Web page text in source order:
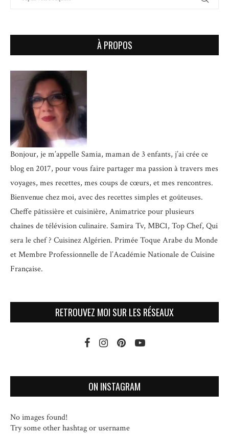
À PROPOS
Bonjour, je m’appelle Samia, maman de 3 enfants, j’ai crée ce
blog en 2017, pour vous faire partager ma passion à travers mes
voyages, mes recettes, mes coups de cœurs, et mes rencontres.
Bienvenue chez moi, avec des recettes simples et goûteuses.
Cheffe pâtissière et cuisinière, Animatrice pour plusieurs
chaînes de télévision culinaire. Samira Tv, MBC1, Top Chef, Qui
sera le chef ? Cuisinez Algérien. Primée Toque Arabe du Monde
etMembre Professionnelle de l’Académie Nationale de Cuisine
Française.
RETROUVEZ MOI SUR LES RÉSEAUX
ON INSTAGRAM
No images found!
Try some other hashtag or username